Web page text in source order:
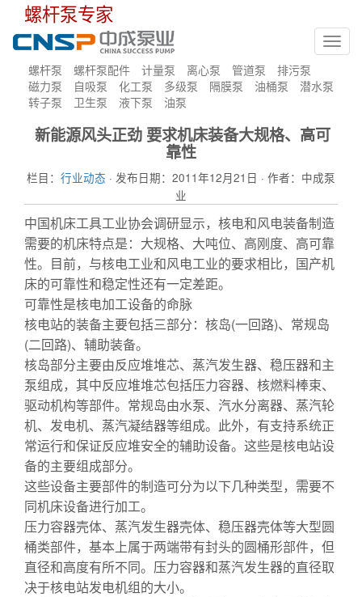
螺杆泵专家
螺杆泵 螺杆泵配件 计量泵 离心泵 管道泵
排污泵
磁力泵
自吸泵 化工泵 多级泵 隔膜泵 油桶泵
潜水泵
转子泵
卫生泵 液下泵 油泵
新能源风头正劲 要求机床装备大规格、高可
靠性
栏目： 行业动态 · 发布日期：2011年12月21日 · 作者：中成泵
业
中国机床工具工业协会调研显示，核电和风电装备制造
需要的机床特点是：大规格、大吨位、高刚度、高可靠
性。目前，与核电工业和风电工业的要求相比，国产机
床的可靠性和稳定性还有一定差距。
可靠性是核电加工设备的命脉
核电站的装备主要包括三部分：核岛(一回路)、常规岛
(二回路)、辅助装备。
核岛部分主要由反应堆堆芯、蒸汽发生器、稳压器和主
泵组成，其中反应堆堆芯包括压力容器、核燃料棒束、
驱动机构等部件。常规岛由水泵、汽水分离器、蒸汽轮
机、发电机、蒸汽凝结器等组成。此外，有支持系统正
常运行和保证反应堆安全的辅助设备。这些是核电站设
备的主要组成部分。
这些设备主要部件的制造可分为以下几种类型，需要不
同机床设备进行加工。
压力容器壳体、蒸汽发生器壳体、稳压器壳体等大型圆
桶类部件，基本上属于两端带有封头的圆桶形部件，但
直径和高度有所不同。压力容器和蒸汽发生器的直径取
决于核电站发电机组的大小。